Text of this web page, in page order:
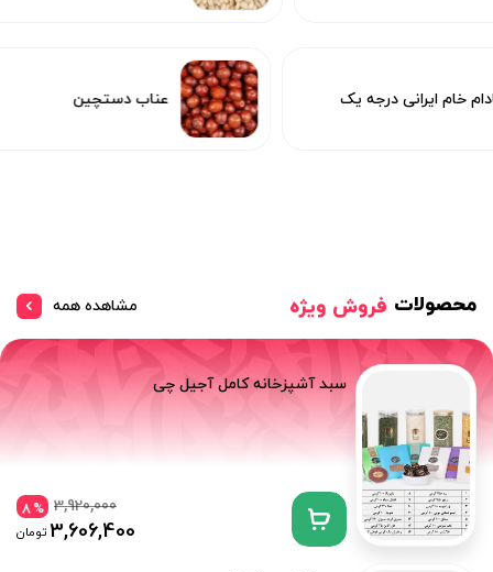
بادام خام ایرانی درجه یک عناب دستچین
محصولات فروش ویژه مشاهده همه
سبد آشپزخانه کامل آجیل چی
3,920,000
%
8
3,606,400 تومان